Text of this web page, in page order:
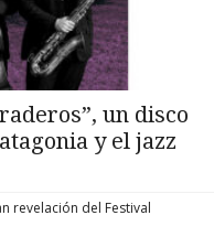
un disco
y el jazz
revelación del Festival